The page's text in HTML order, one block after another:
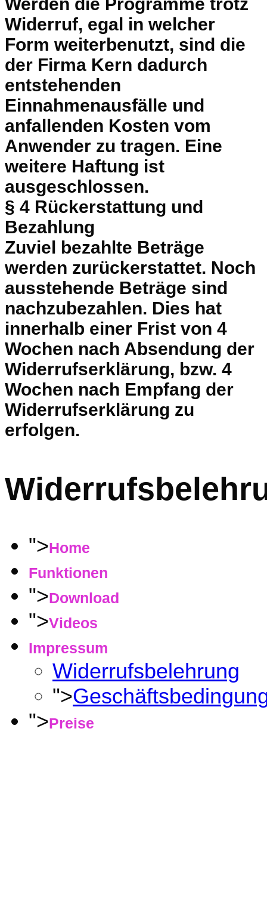
Widerruf, egal in welcher
Form weiterbenutzt, sind die
der Firma Kern dadurch
entstehenden
Einnahmenausfälle und
anfallenden Kosten vom
Anwender zu tragen. Eine
weitere Haftung ist
ausgeschlossen.
§ 4 Rückerstattung und
Bezahlung
Zuviel bezahlte Beträge
werden zurückerstattet. Noch
ausstehende Beträge sind
nachzubezahlen. Dies hat
innerhalb einer Frist von 4
Wochen nach Absendung der
Widerrufserklärung, bzw. 4
Wochen nach Empfang der
Widerrufserklärung zu
erfolgen.
">Home
Funktionen
">Download
">Videos
Impressum
Widerrufsbelehrung
">
">Preise